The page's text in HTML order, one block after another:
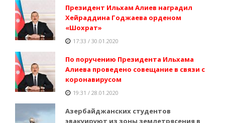
Президент Ильхам Алиев наградил
Хейраддина Годжаева орденом
«Шохрат»
17:33 / 30.01.2020
По поручению Президента Ильхама
Алиева проведено совещание в связи с
коронавирусом
19:31 / 28.01.2020
Азербайджанских студентов
эвакуируют из зоны землетрясения в